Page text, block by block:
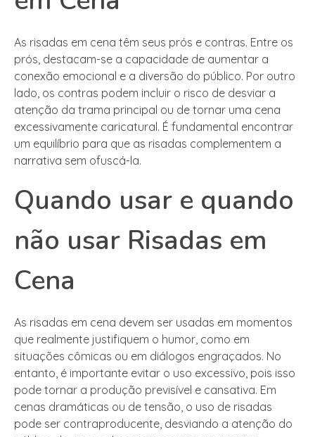
As risadas em cena têm seus prós e contras. Entre os
prós, destacam-se a capacidade de aumentar a
conexão emocional e a diversão do público. Por outro
lado, os contras podem incluir o risco de desviar a
atenção da trama principal ou de tornar uma cena
excessivamente caricatural. É fundamental encontrar
um equilíbrio para que as risadas complementem a
narrativa sem ofuscá-la.
Quando usar e quando
não usar Risadas em
Cena
As risadas em cena devem ser usadas em momentos
que realmente justifiquem o humor, como em
situações cômicas ou em diálogos engraçados. No
entanto, é importante evitar o uso excessivo, pois isso
pode tornar a produção previsível e cansativa. Em
cenas dramáticas ou de tensão, o uso de risadas
pode ser contraproducente, desviando a atenção do